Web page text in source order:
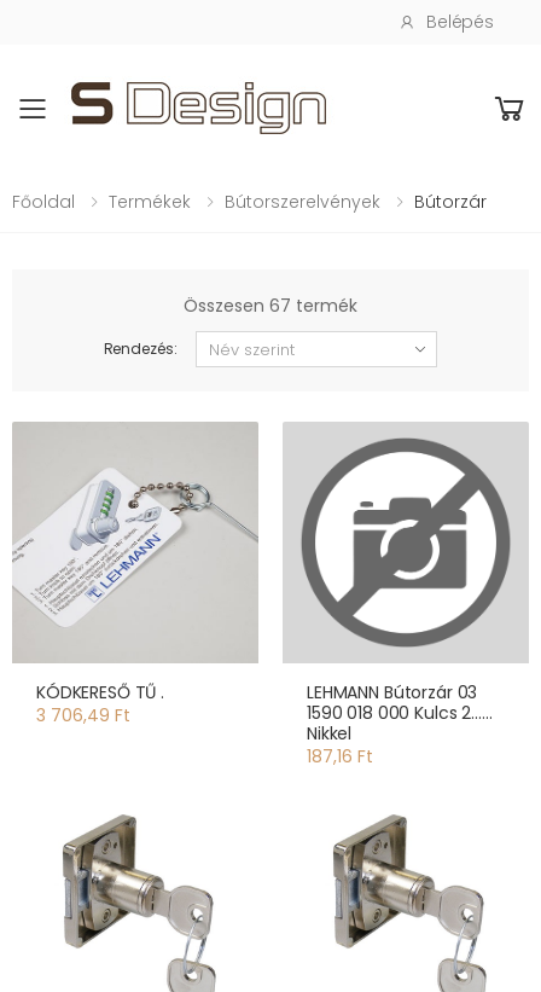
Belépés
Toggle mobile menu
Főoldal Termékek Bútorszerelvények Bútorzár
Összesen 67 termék
Rendezés:
KÓDKERESŐ TŰ .
3 706,49 Ft
LEHMANN Bútorzár 03
1590 018 000 Kulcs 2......
Nikkel
187,16 Ft